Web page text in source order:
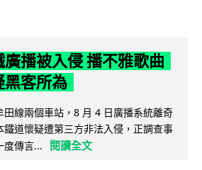
廣播被入侵 播不雅歌曲
黑客所為
田線兩個車站，8 月 4 日廣播系統離奇
道懷疑遭第三方非法入侵，正調查事
度傳言...
閱讀全文